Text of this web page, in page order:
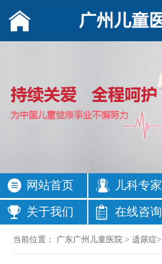
网站首页 儿科专家
关于我们 在线咨询
当前位置： 广东广州儿童医院 >遗尿症>